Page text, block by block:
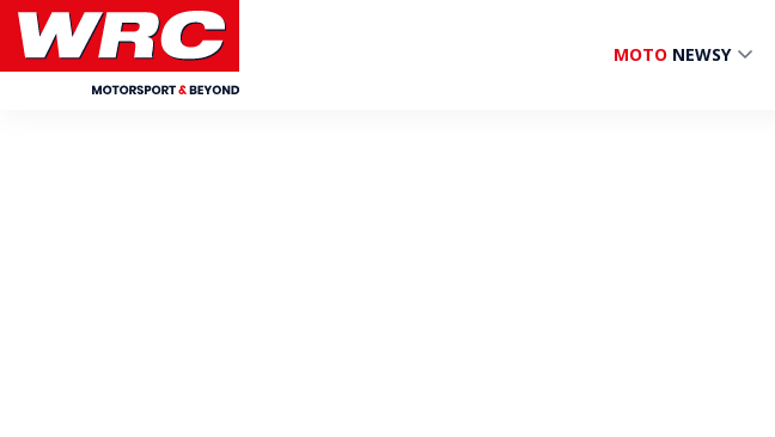
MOTO NEWSY